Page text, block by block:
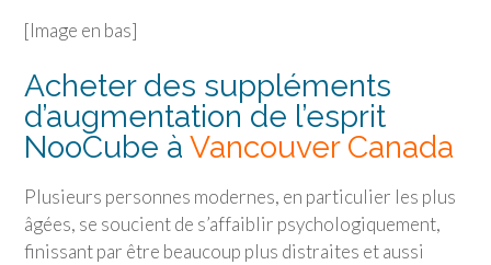
[Image en bas]
Acheter des suppléments
d’augmentation de l’esprit
NooCube à Vancouver Canada
Plusieurs personnes modernes, en particulier les plus
âgées, se soucient de s’affaiblir psychologiquement,
finissant par être beaucoup plus distraites et aussi